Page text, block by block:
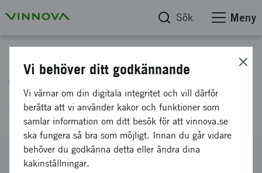
Sök Meny
Tech Farm: framtidens
yteffektiva boende
Diarienummer
2015-04442
Vi behöver ditt godkännande
Vi värnar om din digitala integritet och vill därför
berätta att vi använder kakor och funktioner som
samlar information om ditt besök för att vinnova.se
ska fungera så bra som möjligt. Innan du går vidare
behöver du godkänna detta eller ändra dina
kakinställningar.